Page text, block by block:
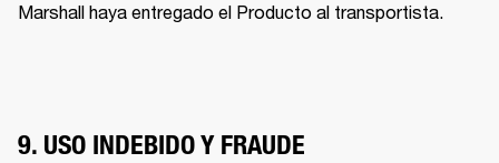
Marshall haya entregado el Producto al transportista.
9. USO INDEBIDO Y FRAUDE